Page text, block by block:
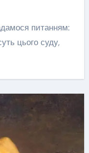
цього суду,